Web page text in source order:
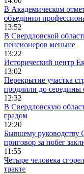
В Академическом
объединил
13:52
В Свердловской
пенсионеров меньше
13:22
Исторический центр
13:02
Перекрытие участка
продлили до середины
12:32
В Свердловскую
градом
12:20
Бывшему руководству
приговор за побег
11:55
Четыре человека
тракте